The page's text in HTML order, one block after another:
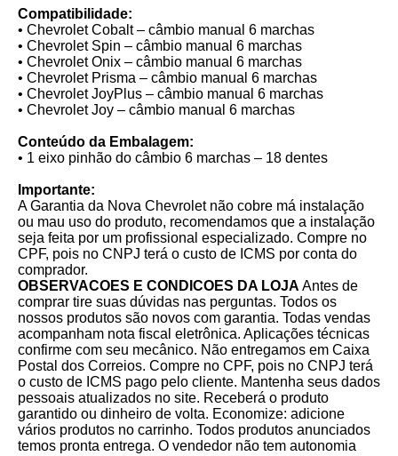
Compatibilidade:
• Chevrolet Cobalt – câmbio manual 6 marchas
• Chevrolet Spin – câmbio manual 6 marchas
• Chevrolet Onix – câmbio manual 6 marchas
• Chevrolet Prisma – câmbio manual 6 marchas
• Chevrolet JoyPlus – câmbio manual 6 marchas
• Chevrolet Joy – câmbio manual 6 marchas
Conteúdo da Embalagem:
• 1 eixo pinhão do câmbio 6 marchas – 18 dentes
Importante:
A Garantia da Nova Chevrolet não cobre má instalação
ou mau uso do produto, recomendamos que a instalação
seja feita por um profissional especializado. Compre no
CPF, pois no CNPJ terá o custo de ICMS por conta do
comprador.
OBSERVACOES E CONDICOES DA LOJA Antes de
comprar tire suas dúvidas nas perguntas. Todos os
nossos produtos são novos com garantia. Todas vendas
acompanham nota fiscal eletrônica. Aplicações técnicas
confirme com seu mecânico. Não entregamos em Caixa
Postal dos Correios. Compre no CPF, pois no CNPJ terá
o custo de ICMS pago pelo cliente. Mantenha seus dados
pessoais atualizados no site. Receberá o produto
garantido ou dinheiro de volta. Economize: adicione
vários produtos no carrinho. Todos produtos anunciados
temos pronta entrega. O vendedor não tem autonomia